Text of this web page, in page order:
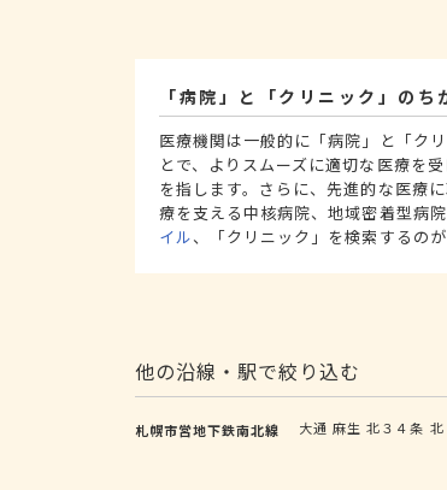
「病院」と「クリニック」のち
医療機関は一般的に「病院」と「ク
とで、よりスムーズに適切な医療を
を指します。さらに、先進的な医療
療を支える中核病院、地域密着型病
イル、「クリニック」を検索するの
他の沿線・駅で絞り込む
札幌市営地下鉄南北線 大通 麻生 北３４条